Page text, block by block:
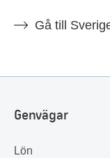
hittar du i vårt
Gå till
Genvägar
Lön